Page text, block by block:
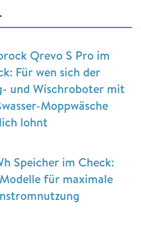
Qrevo S Pro im
Für wen sich der
und Wischroboter mit
Moppwäsche
lohnt
Speicher im Check:
für maximale